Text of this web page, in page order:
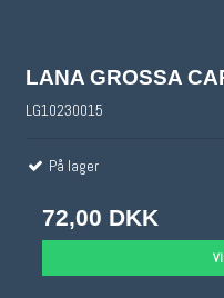
LANA GROSSA
LG10230015
På lager
72,00 DKK